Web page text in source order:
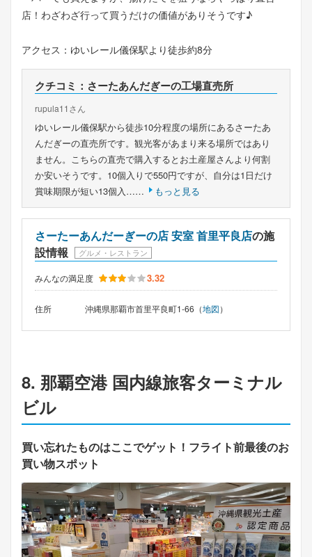
店！わざわざ行って買うだけの価値がありそうです♪
アクセス：ゆいレール儀保駅より徒歩約8分
クチコミ：さーたあんだぎーの工場直売所
rupula11さん
ゆいレール儀保駅から徒歩10分程度の場所にあるさーたあ
んだぎーの直売所です。観光客があまり来る場所ではあり
ません。こちらの直売で購入するとお土産屋さんより何割
か安いそうです。10個入りで550円ですが、自分は1日だけ
賞味期限が短い13個入……
もっと見る
さーたーあんだーぎーの店 安室 首里平良店の施
設情報
グルメ・レストラン
みんなの満足度 3.32
住所 沖縄県那覇市首里平良町1-66（地図）
8. 那覇空港 国内線旅客ターミナル
ビル
買い忘れたものはここでゲット！フライト前最後のお
買い物スポット